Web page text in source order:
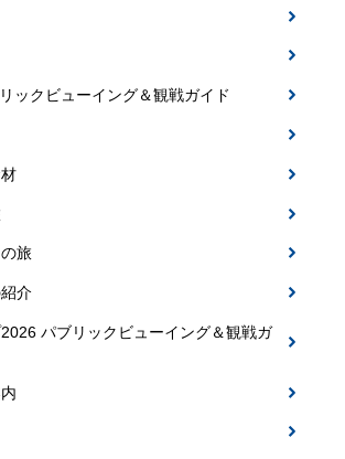
ックビューイング＆観戦ガイド
旅
介
パブリックビューイング＆観戦ガ